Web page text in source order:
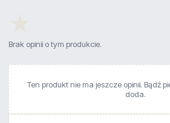
Brak opinii o tym produkcie.
Ten produkt nie ma jeszcze opinii. Bądź
doda.